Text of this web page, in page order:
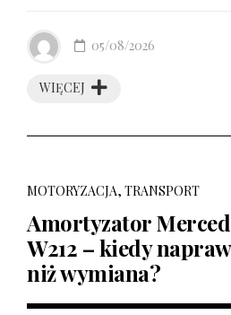
WIĘCEJ
05/08/2026
MOTORYZACJA, TRANSPORT
Amortyzator
W212 – kiedy
niż wymiana?